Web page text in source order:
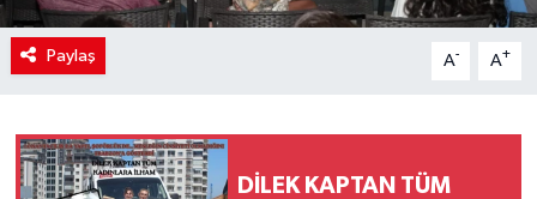
Paylaş A- A+
DİLEK KAPTAN TÜM